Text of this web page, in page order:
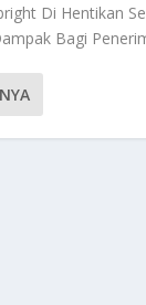
Di Hentikan
Bagi